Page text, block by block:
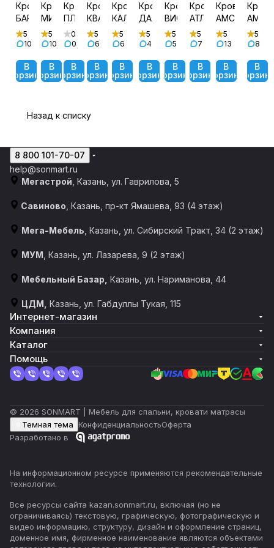
Кровать
БАРТОН
5
10
В
корзину
Кровать
МИЯ
5
10
В
корзину
Кровать
ПЛАЗА
0
0
В
корзину
Кровать
КВАДРО
5
6
В
корзину
Кровать
КАЛИПСО
5
6
В
корзину
Кровать
ДАЛЛАС
5
4
В
корзину
Кровать
ВИОЛЕТ
5
5
В
корзину
Кровать
АТЛАНТА
5
7
В
корзину
Кровать
АМСТЕРДАМ
5
13
В
корзину
5
8
В
Назад к списку
8 800 101-70-07
help@sonmart.ru
Мегастрой , Казань, ул. Гаврилова, 5
Савиново , Казань, пр-кт Ямашева, 93 (4 этаж)
Мега-Мебель , Казань, ул. Сибирский Тракт, 34 (2 этаж)
МУМ , Казань, ул. Лазарева, 9 (2 этаж)
Мебельный Базар, Казань, ул. Нариманова, 44
ЦДМ, Казань, ул. Габдуллы Тукая, 115
Интернет-магазин
Компания
Каталог
Помощь
© 2026 SONMART | Мебель для спальни, кровати матрасы
Темная тема
КонфиденциальностьОферта
Разработано в
На информационном ресурсе применяются рекомендательные
технологии.
Все ресурсы сайта kazan.sonmart.ru, включая (но не
ограничиваясь) текстовую, графическую, фотографическую и
видео информацию, структуру, дизайн и оформление страниц,
доменное имя, фирменное наименование являются объектами